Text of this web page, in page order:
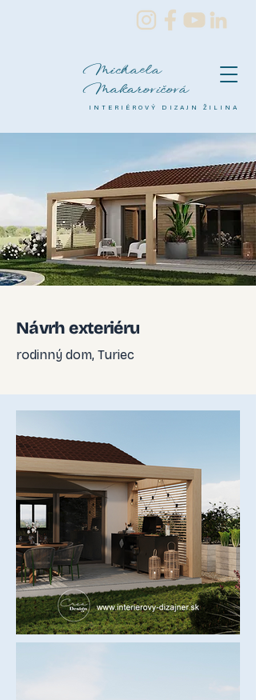
Michaela
Makarovičová
INTERIÉROVÝ DIZAJN ŽILINA
Návrh exteriéru
rodinný dom, Turiec